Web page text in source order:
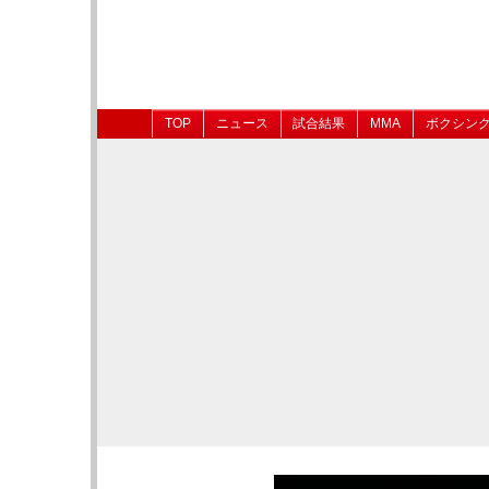
TOP ニュース 試合結果 MMA ボクシン